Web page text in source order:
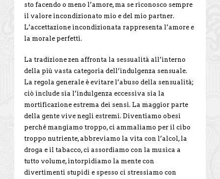
sto facendo o meno l’amore, ma se riconosco sempre
il valore incondizionato mio e del mio partner.
L’accettazione incondizionata rappresenta l’amore e
la morale perfetti.
La tradizione zen affronta la sessualità all’interno
della più vasta categoria dell’indulgenza sensuale.
La regola generale è evitare l’abuso della sensualità;
ciò include sia l’indulgenza eccessiva sia la
mortificazione estrema dei sensi. La maggior parte
della gente vive negli estremi. Diventiamo obesi
perché mangiamo troppo, ci ammaliamo per il cibo
troppo nutriente, abbreviamo la vita con l’alcol, la
droga e il tabacco, ci assordiamo con la musica a
tutto volume, intorpidiamo la mente con
divertimenti stupidi e spesso ci stressiamo con